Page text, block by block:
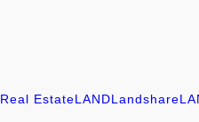
Real EstateLANDLandshare